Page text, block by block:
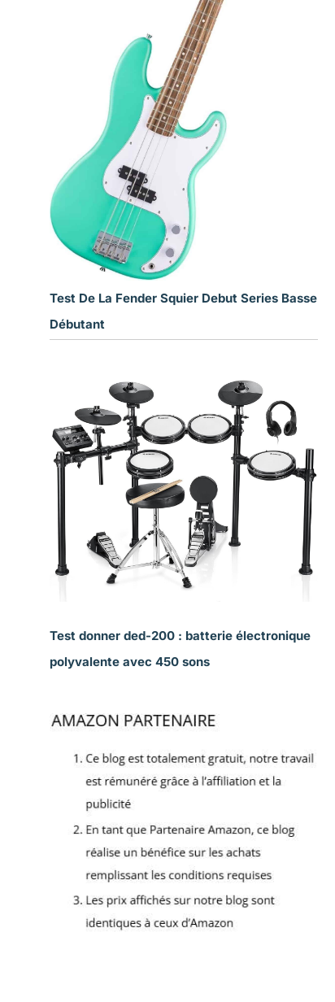
Test De La Fender Squier Debut Series Basse
Débutant
Test donner ded-200 : batterie électronique
polyvalente avec 450 sons